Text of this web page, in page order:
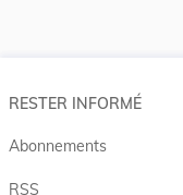
RESTER INFORMÉ
Abonnements
RSS